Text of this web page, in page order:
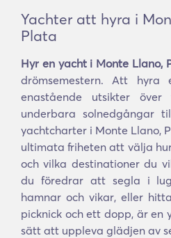
Yachter att hyra i
Plata
Hyr en yacht i Monte Llano,
drömsemestern. Att hyra
enastående utsikter
underbara solnedgångar
yachtcharter i Monte Llano,
ultimata friheten att välja
och vilka destinationer du
du föredrar att segla i
hamnar och vikar, eller
picknick och ett dopp, är
sätt att uppleva glädjen av